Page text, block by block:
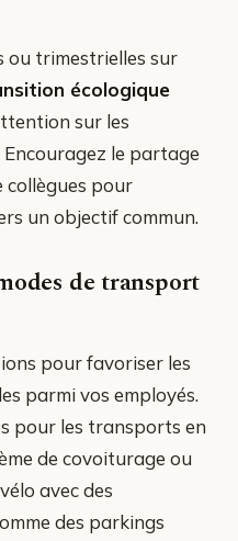
ou trimestrielles sur
écologique
sur les
le partage
collègues pour
un objectif commun.
de transport
pour favoriser les
parmi vos employés.
pour les transports en
de covoiturage ou
avec des
des parkings